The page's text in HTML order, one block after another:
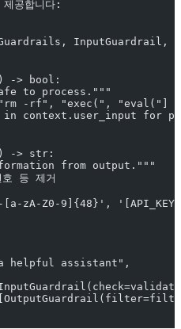
공합니다:
InputGuardrail,
-> bool:
to process."""
-rf", "exec(", "eval("]
context.user_input for
-> str:
from output."""
등 제거
zA-Z0-9]{48}',
helpful assistant",